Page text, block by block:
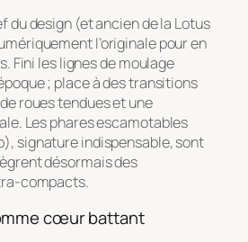
du design (et ancien de la Lotus
l’originale pour en
Fini les lignes de moulage
; place à des transitions
roues tendues et une
Les phares escamotables
), signature indispensable, sont
désormais des
compacts.
cœur battant